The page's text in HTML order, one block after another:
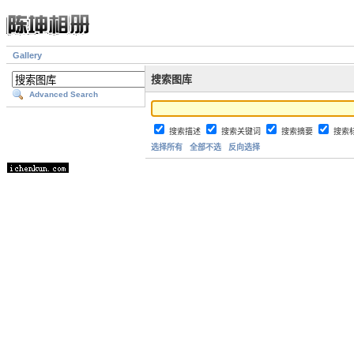
Gallery
Advanced Search
搜索图库
搜索描述 搜索关键词 搜索摘要
搜索
选择所有
全部不选 反向选择